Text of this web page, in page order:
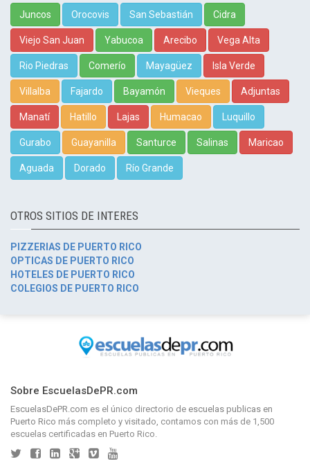
Juncos Orocovis San Sebastián Cidra
Viejo San Juan Yabucoa Arecibo Vega Alta
Rio Piedras Comerío Mayagüez Isla Verde
Villalba Fajardo Bayamón Vieques Adjuntas
Manatí Hatillo Lajas Humacao Luquillo
Gurabo Guayanilla Santurce Salinas Maricao
Aguada Dorado Río Grande
OTROS SITIOS DE INTERES
PIZZERIAS DE PUERTO RICO
OPTICAS DE PUERTO RICO
HOTELES DE PUERTO RICO
COLEGIOS DE PUERTO RICO
Sobre EscuelasDePR.com
EscuelasDePR.com es el único directorio de escuelas publicas en
Puerto Rico más completo y visitado, contamos con más de 1,500
escuelas certificadas en Puerto Rico.